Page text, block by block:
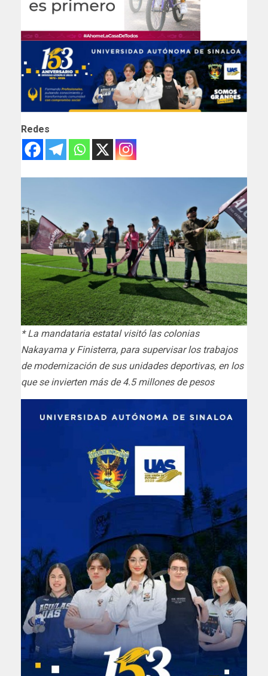
Redes
* La mandataria estatal visitó las colonias
Nakayama y Finisterra, para supervisar los trabajos
de modernización de sus unidades deportivas, en los
que se invierten más de 4.5 millones de pesos